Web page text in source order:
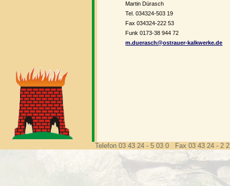
Martin Dürasch
Tel. 034324-503 19
Fax 034324-222 53
Funk 0173-38 944 72
m.duerasch@ostrauer-kalkwerke.de
Telefon 03 43 24 - 5 03 0 Fax 03 43 24 - 2